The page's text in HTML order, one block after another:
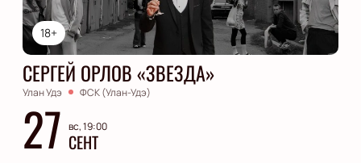
18+
СЕРГЕЙ ОРЛОВ «ЗВЕЗДА»
Улан Удэ ФСК (Улан-Удэ)
27 вс, 19:00
СЕНТ